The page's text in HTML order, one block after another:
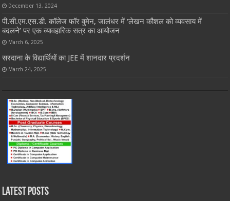
December 13, 2024
पी.सी.एम.एस.डी. कॉलेज फॉर वुमेन, जालंधर में ‘लेखन कौशल को व्यवसाय में
बदलने’ पर एक व्यावहारिक सत्र का आयोजन
March 6, 2025
सरदाना के विद्यार्थियों का JEE में शानदार प्रदर्शन
March 24, 2025
Latest Posts